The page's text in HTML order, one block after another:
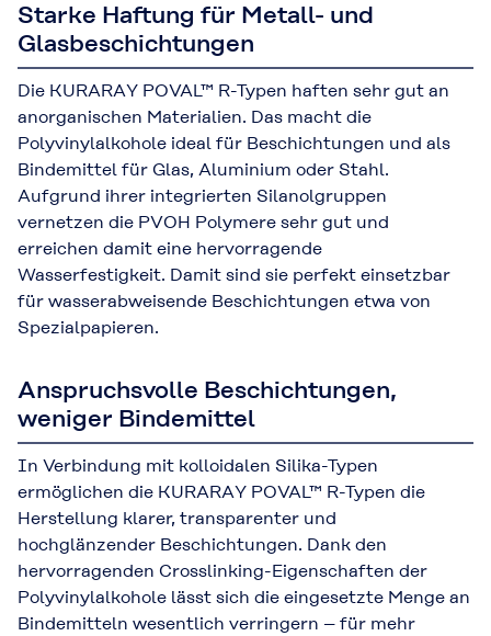
Starke Haftung für Metall- und
Glasbeschichtungen
Die KURARAY POVAL™ R-Typen haften sehr gut an
anorganischen Materialien. Das macht die
Polyvinylalkohole ideal für Beschichtungen und als
Bindemittel für Glas, Aluminium oder Stahl.
Aufgrund ihrer integrierten Silanolgruppen
vernetzen die PVOH Polymere sehr gut und
erreichen damit eine hervorragende
Wasserfestigkeit. Damit sind sie perfekt einsetzbar
für wasserabweisende Beschichtungen etwa von
Spezialpapieren.
Anspruchsvolle Beschichtungen,
weniger Bindemittel
In Verbindung mit kolloidalen Silika-Typen
ermöglichen die KURARAY POVAL™ R-Typen die
Herstellung klarer, transparenter und
hochglänzender Beschichtungen. Dank den
hervorragenden Crosslinking-Eigenschaften der
Polyvinylalkohole lässt sich die eingesetzte Menge an
Bindemitteln wesentlich verringern – für mehr